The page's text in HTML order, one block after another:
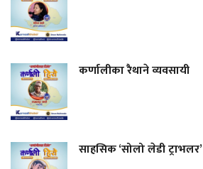
कर्णालीका रैथाने व्यवसायी
साहसिक ‘सोलो लेडी ट्राभलर’